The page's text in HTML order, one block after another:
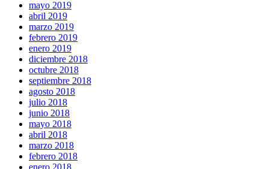
mayo 2019
abril 2019
marzo 2019
febrero 2019
enero 2019
diciembre 2018
octubre 2018
septiembre 2018
agosto 2018
julio 2018
junio 2018
mayo 2018
abril 2018
marzo 2018
febrero 2018